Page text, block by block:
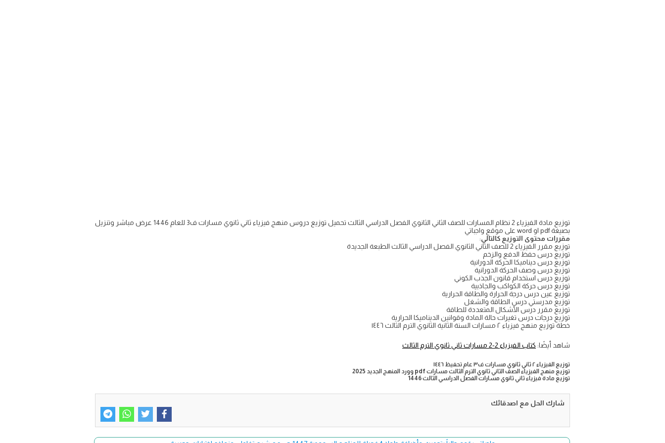
توزيع مادة الفيزياء 2 نظام المسارات للصف الثاني الثانوي الفصل الدراسي الثالث تحميل توزيع دروس منهج فيزياء ثاني ثانوي مسارات ف3 للعام 1446 عرض مباشر وتنزيل
بصيغة pdf او word على موقع واجباتي
مقررات محتوى التوزيع كالتالي:
توزيع مقرر الفيزياء 2 للصف الثاني الثانوي الفصل الدراسي الثالث الطبعة الجديدة
توزيع درس حفظ الدفع والزخم
توزيع درس ديناميكا الحركة الدورانية
توزيع درس وصف الحركة الدورانية
توزيع درس استخدام قانون الجذب الكوني
توزيع درس حركة الكواكب والجاذبية
توزيع عين درس درجة الحرارة والطاقة الحرارية
توزيع مدرستي درس الطاقة والشغل
توزيع مقرر درس الأشكال المتعددة للطاقة
توزيع درجات درس تغيرات حالة المادة وقوانين الديناميكا الحرارية
خطة توزيع منهج فيزياء ٢ مسارات السنة الثانية الثانوي الترم الثالث ١٤٤٦
شاهد أيضًا: كتاب الفيزياء 2-2 مسارات ثاني ثانوي الترم الثالث
توزيع الفيزياء ٢ ثاني ثانوي مسارات ف٣ عام تحفيظ ١٤٤٦
توزيع منهج الفيزياء الصف الثاني ثانوي الترم الثالث مسارات pdf وورد المنهج الجديد 2025
توزيع مادة فيزياء ثاني ثانوي مسارات الفصل الدراسي الثالث 1446
شارك الحل مع اصدقائك